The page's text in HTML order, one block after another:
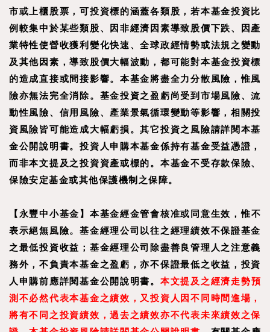
市或上櫃股票，可投資標的涵蓋各類股，若本基金投資比
例較集中於某些類股、因非經濟因素導致股價下跌、因產
業特性使營收獲利變化快速、全球政經情勢或法規之變動
及其他因素，導致股價大幅波動，都可能對本基金投資標
的造成直接或間接影響。本基金將盡全力分散風險，惟風
險亦無法完全消除。基金投資之盈虧尚受到市場風險、流
動性風險、信用風險、產業景氣循環變動等影響，相關投
資風險皆可能造成大幅虧損。其它投資之風險請詳閱本基
金公開說明書。投資人申購本基金係持有基金受益憑證，
而非本文提及之投資資產或標的。本基金不受存款保險、
保險安定基金或其他保護機制之保障。
【永豐中小基金 】 本基金經金管會核准或同意生效，惟不
表示絕無風險。基金經理公司以往之經理績效不保證基金
之最低投資收益；基金經理公司除盡善良管理人之注意義
務外，不負責本基金之盈虧，亦不保證最低之收益，投資
人申購前應詳閱基金公開說明書。 本文提及之經濟走勢預
測不必然代表本基金之績效，又投資人因不同時間進場，
將有不同之投資績效，過去之績效亦不代表未來績效之保